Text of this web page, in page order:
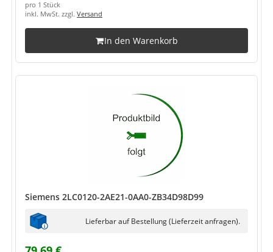
pro 1 Stück
inkl. MwSt. zzgl. Versand
In den Warenkorb
Siemens 2LC0120-2AE21-0AA0-ZB34D98D99
Lieferbar auf Bestellung (Lieferzeit anfragen).